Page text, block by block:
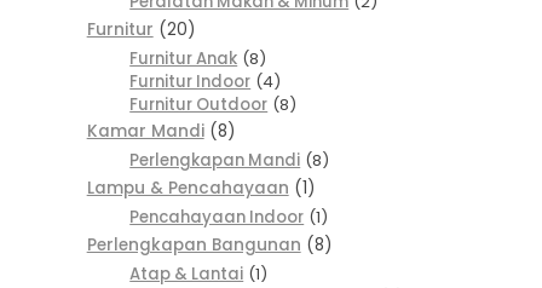
Furnitur
20
Furnitur Anak 8
Furnitur Indoor 4
Furnitur Outdoor 8
Kamar Mandi 8
Perlengkapan Mandi 8
Lampu & Pencahayaan
1
Pencahayaan Indoor 1
Perlengkapan Bangunan
8
Atap & Lantai 1